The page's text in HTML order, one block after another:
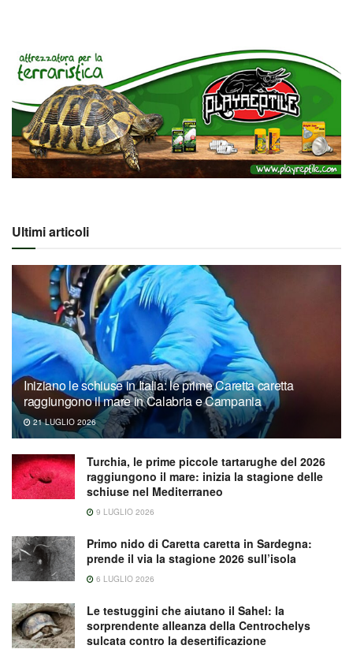
Ultimi articoli
Iniziano le schiuse in Italia: le prime Caretta caretta
raggiungono il mare in Calabria e Campania
21 LUGLIO 2026
Turchia, le prime piccole tartarughe del 2026
raggiungono il mare: inizia la stagione delle
schiuse nel Mediterraneo
9 LUGLIO 2026
Primo nido di Caretta caretta in Sardegna:
prende il via la stagione 2026 sull’isola
6 LUGLIO 2026
Le testuggini che aiutano il Sahel: la
sorprendente alleanza della Centrochelys
sulcata contro la desertificazione